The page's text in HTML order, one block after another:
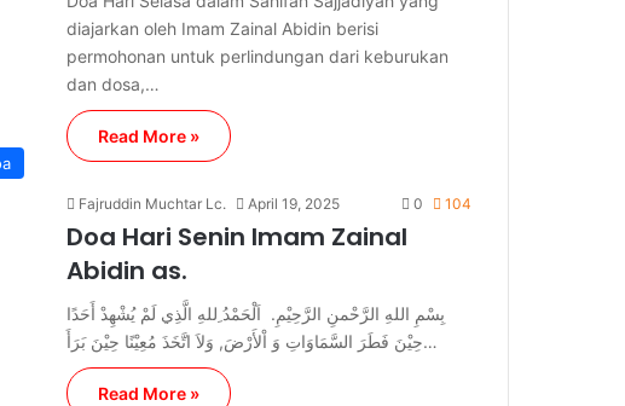
diajarkan oleh Imam Zainal Abidin berisi
permohonan untuk perlindungan dari keburukan
dan dosa,…
Read More »
Fajruddin Muchtar Lc. April 19, 2025 0 104
Doa Hari Senin Imam Zainal
Abidin as.
بِسْمِ اللهِ الرَّحْمنِ الرَّحِيْمِ. اَلْحَمْدُ ِللهِ الَّذِي لَمْ يُشْهِدْ أَحَدًا
حِيْنَ فَطَرَ السَّمَاوَاتِ وَ اْلأَرْضَ, وَلاَ اتَّخَذَ مُعِيْنًا حِيْنَ بَرَأَ…
Read More »